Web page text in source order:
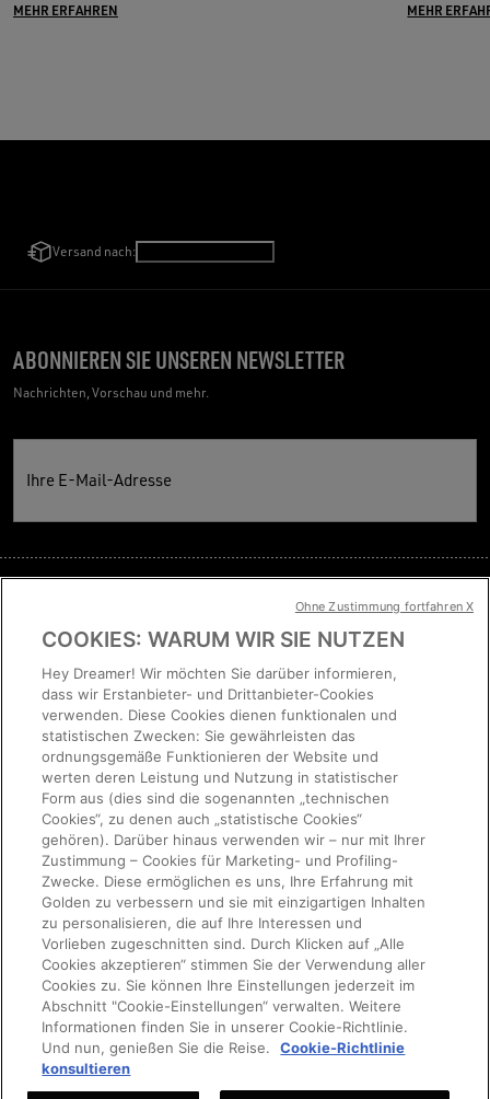
MEHR ERFAHREN MEHR
Versand nach:
ALLGEMEINE GESCHÄFTSBEDINGUNGEN
KUNDENDIENST
DATENSCHUTZERKLÄRUNG
COOKIES
ERKLÄRUNG ZUR BARRIEREFREIHEIT
COOKIE-EINSTELLUNGEN
SERVICE ANFORDERN
ABONNIEREN SIE UNSEREN NEWSLETTER
Nachrichten, Vorschau und mehr.
Ihre E-Mail-Adresse
Golden Goose S.p.A. a socio unico (Aktiengesellschaft mit alleinigem
Gesellschafter), Via Privata E. Marelli 10, 20139 – Milano
C.S. 1.004.341,00 EUR voll eingezahlt – St.-Nr. und USt-ID IT 08347090964 –
Handelsregister-Nr.: MI 2019545
©2026– All Rights Reserved
COOKIES: WARUM WIR SIE NUTZEN
Hey Dreamer! Wir möchten Sie darüber informieren,
dass wir Erstanbieter- und Drittanbieter-Cookies
verwenden. Diese Cookies dienen funktionalen und
statistischen Zwecken: Sie gewährleisten das
ordnungsgemäße Funktionieren der Website und
werten deren Leistung und Nutzung in statistischer
Form aus (dies sind die sogenannten „technischen
Cookies“, zu denen auch „statistische Cookies“
gehören). Darüber hinaus verwenden wir – nur mit Ihrer
Zustimmung – Cookies für Marketing- und Profiling-
Zwecke. Diese ermöglichen es uns, Ihre Erfahrung mit
Golden zu verbessern und sie mit einzigartigen Inhalten
zu personalisieren, die auf Ihre Interessen und
Vorlieben zugeschnitten sind. Durch Klicken auf „Alle
Cookies akzeptieren“ stimmen Sie der Verwendung aller
Cookies zu. Sie können Ihre Einstellungen jederzeit im
Abschnitt "Cookie-Einstellungen“ verwalten. Weitere
Informationen finden Sie in unserer Cookie-Richtlinie.
Und nun, genießen Sie die Reise.
Cookie-Richtlinie
konsultieren
Ohne Zustimmung fortfahren X